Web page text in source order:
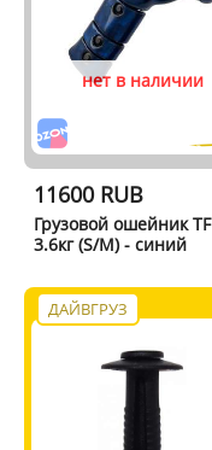
нет в наличии
11600 RUB
Грузовой ошейник TF
3.6кг (S/M) - синий
ДАЙВГРУЗ